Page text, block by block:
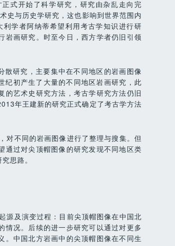
式开始了科学研究，研究由杂乱走向完
史与历史学研究，这也影响到世界范围内
学者阿纳蒂希望利用考古学知识进行研
岩画研究。时至今日，西方学者仍旧引领
研究，主要集中在不同地区的岩画图像
初产生了大量的不同地区岩画研究，此
的艺术史研究方法，考古学研究方法仍旧
年王建新的研究正式确定了考古学方法
对不同的岩画图像进行了整理与搜集。但
通过对尖顶帽图像的研究发现不同地区类
思路。
源及演变过程：目前尖顶帽图像在中国北
情况。后续的进一步研究可以通过对更多
。中国北方岩画中的尖顶帽图像在不同生